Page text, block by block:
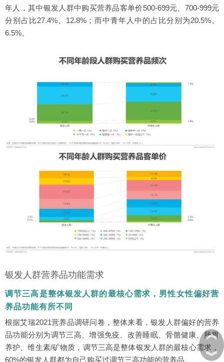
年人，其中银发人群中购买营养品客单价500-699元、700-999元
分别占比27.4%、12.8%；而中青年人中的占比分别为20.5%、
6.5%。
银发人群营养品功能需求
调节三高是整体银发人群的最核心需求，男性女性偏好营
养品功能有所不同
根据艾瑞2021营养品调研问卷，整体来看，银发人群偏好的营养
品功能分别为调节三高、增强免疫、改善睡眠、骨骼健康、肠胃
养护、维生素/矿物质，调节三高是整体银发人群的最核心需求，
60%的银发人群都为自己购买过调节三高功能的营养品。
︽
︾